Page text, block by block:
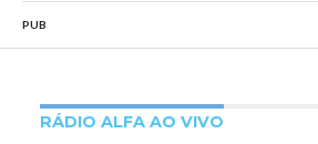
PUB
RÁDIO ALFA AO VIVO